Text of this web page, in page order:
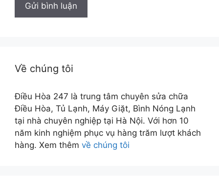
Về chúng tôi
Điều Hòa 247 là trung tâm chuyên sửa chữa
Điều Hòa, Tủ Lạnh, Máy Giặt, Bình Nóng Lạnh
tại nhà chuyên nghiệp tại Hà Nội. Với hơn 10
năm kinh nghiệm phục vụ hàng trăm lượt khách
hàng. Xem thêm về chúng tôi